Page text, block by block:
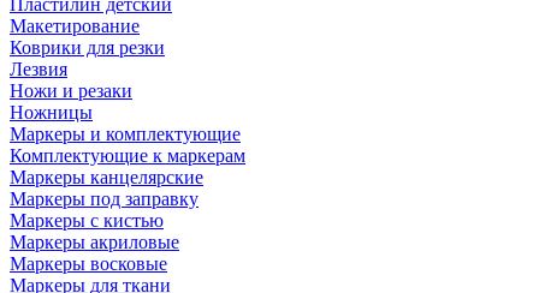
Пластилин детский
Макетирование
Коврики для резки
Лезвия
Ножи и резаки
Ножницы
Маркеры и комплектующие
Комплектующие к маркерам
Маркеры канцелярские
Маркеры под заправку
Маркеры с кистью
Маркеры акриловые
Маркеры восковые
Маркеры для ткани